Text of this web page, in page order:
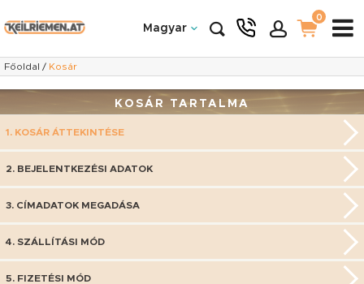
Magyar
0
Főoldal / Kosár
KOSÁR TARTALMA
1. KOSÁR ÁTTEKINTÉSE
2. BEJELENTKEZÉSI ADATOK
3. CÍMADATOK MEGADÁSA
4. SZÁLLÍTÁSI MÓD
5. FIZETÉSI MÓD